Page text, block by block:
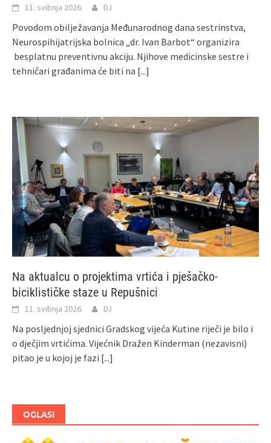
11. svibnja 2026. DJ
Povodom obilježavanja Međunarodnog dana sestrinstva,
Neurospihijatrijska bolnica „dr. Ivan Barbot“ organizira
besplatnu preventivnu akciju. Njihove medicinske sestre i
tehničari građanima će biti na [...]
Na aktualcu o projektima vrtića i pješačko-
biciklističke staze u Repušnici
11. svibnja 2026. DJ
Na posljednjoj sjednici Gradskog vijeća Kutine riječi je bilo i
o dječjim vrtićima. Vijećnik Dražen Kinderman (nezavisni)
pitao je u kojoj je fazi [...]
OGLASI